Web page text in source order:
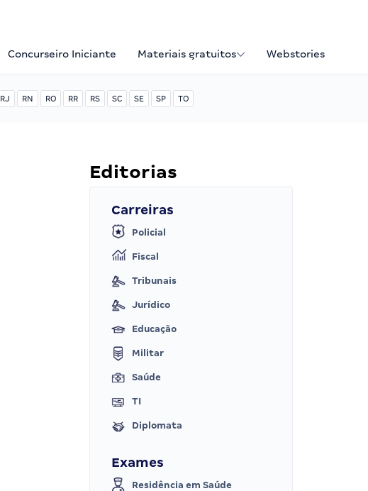
Concurseiro Iniciante Materiais gratuitos Webstories
RJ RN RO RR RS SC SE SP TO
Editorias
Carreiras
Policial
Fiscal
Tribunais
Jurídico
Educação
Militar
Saúde
TI
Diplomata
Exames
Residência em Saúde